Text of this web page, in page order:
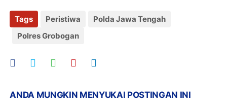
Tags Peristiwa
Polda Jawa Tengah
Polres Grobogan
ANDA MUNGKIN MENYUKAI POSTINGAN INI